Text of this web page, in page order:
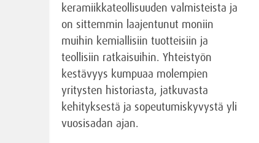
keramiikkateollisuuden valmisteista ja
on sittemmin laajentunut moniin
muihin kemiallisiin tuotteisiin ja
teollisiin ratkaisuihin. Yhteistyön
kestävyys kumpuaa molempien
yritysten historiasta, jatkuvasta
kehityksestä ja sopeutumiskyvystä yli
vuosisadan ajan.